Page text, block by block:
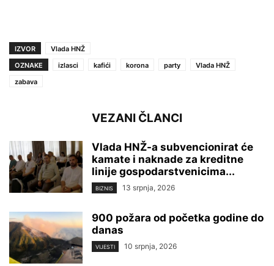
IZVOR
Vlada HNŽ
OZNAKE
izlasci kafići korona party
Vlada HNŽ
zabava
VEZANI ČLANCI
Vlada HNŽ-a subvencionirat će
kamate i naknade za kreditne
linije gospodarstvenicima...
BIZNIS 13 srpnja, 2026
900 požara od početka godine do
danas
VIJESTI 10 srpnja, 2026